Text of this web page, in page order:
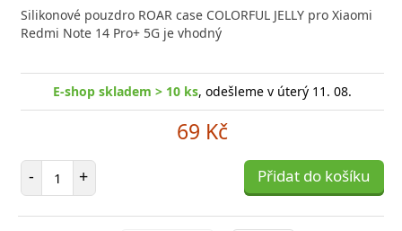
Silikonové pouzdro ROAR case COLORFUL JELLY pro Xiaomi
Redmi Note 14 Pro+ 5G je vhodný
E-shop skladem > 10 ks, odešleme v úterý 11. 08.
69 Kč
- Počet položek
+ Přidat do košíku